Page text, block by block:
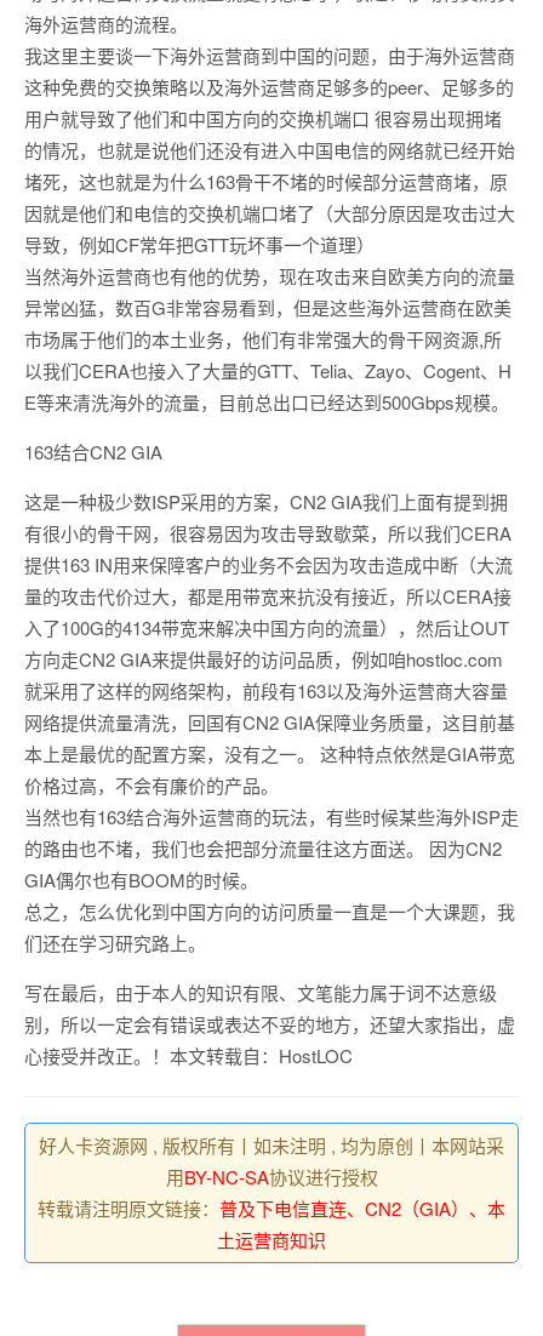
海外运营商的流程。
我这里主要谈一下海外运营商到中国的问题，由于海外运营商
这种免费的交换策略以及海外运营商足够多的peer、足够多的
用户就导致了他们和中国方向的交换机端口 很容易出现拥堵
的情况，也就是说他们还没有进入中国电信的网络就已经开始
堵死，这也就是为什么163骨干不堵的时候部分运营商堵，原
因就是他们和电信的交换机端口堵了（大部分原因是攻击过大
导致，例如CF常年把GTT玩坏事一个道理）
当然海外运营商也有他的优势，现在攻击来自欧美方向的流量
异常凶猛，数百G非常容易看到，但是这些海外运营商在欧美
市场属于他们的本土业务，他们有非常强大的骨干网资源,所
以我们CERA也接入了大量的GTT、Telia、Zayo、Cogent、H
E等来清洗海外的流量，目前总出口已经达到500Gbps规模。
163结合CN2 GIA
这是一种极少数ISP采用的方案，CN2 GIA我们上面有提到拥
有很小的骨干网，很容易因为攻击导致歇菜，所以我们CERA
提供163 IN用来保障客户的业务不会因为攻击造成中断（大流
量的攻击代价过大，都是用带宽来抗没有接近，所以CERA接
入了100G的4134带宽来解决中国方向的流量），然后让OUT
方向走CN2 GIA来提供最好的访问品质，例如咱hostloc.com
就采用了这样的网络架构，前段有163以及海外运营商大容量
网络提供流量清洗，回国有CN2 GIA保障业务质量，这目前基
本上是最优的配置方案，没有之一。 这种特点依然是GIA带宽
价格过高，不会有廉价的产品。
当然也有163结合海外运营商的玩法，有些时候某些海外ISP走
的路由也不堵，我们也会把部分流量往这方面送。 因为CN2
GIA偶尔也有BOOM的时候。
总之，怎么优化到中国方向的访问质量一直是一个大课题，我
们还在学习研究路上。
写在最后，由于本人的知识有限、文笔能力属于词不达意级
别，所以一定会有错误或表达不妥的地方，还望大家指出，虚
心接受并改正。！本文转载自：HostLOC
好人卡资源网 , 版权所有丨如未注明 , 均为原创丨本网站采
用BY-NC-SA协议进行授权
转载请注明原文链接： 普及下电信直连、CN2（GIA）、本
土运营商知识